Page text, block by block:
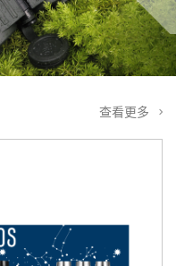
查看更多